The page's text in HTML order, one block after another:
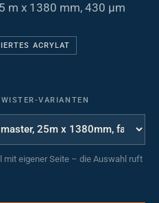
m x 1380 mm, 430 µm
ACRYLAT
VARIANTEN
mit eigener Seite – die Auswahl ruft